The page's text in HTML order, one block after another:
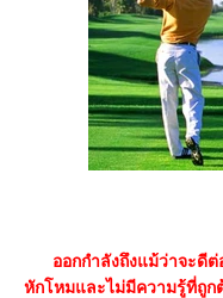
ออกกำลังถึงแม้ว่าจะดี
หักโหมและไม่มีความรู้ที่ถูก